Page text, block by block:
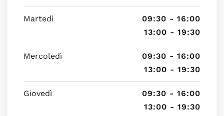
Martedì
09:30 - 16:00
13:00 - 19:30
Mercoledì
09:30 - 16:00
13:00 - 19:30
Giovedì
09:30 - 16:00
13:00 - 19:30